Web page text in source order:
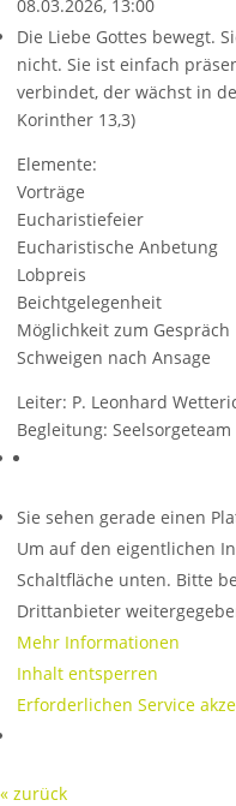
08.03.2026, 13:00
Die Liebe Gottes bewegt.
nicht. Sie ist einfach
verbindet, der wächst in
Korinther 13,3)
Elemente:
Vorträge
Eucharistiefeier
Eucharistische Anbetung
Lobpreis
Beichtgelegenheit
Möglichkeit zum Gespräch
Schweigen nach Ansage
Leiter: P. Leonhard
Begleitung: Seelsorgeteam
Sie sehen gerade einen
Um auf den eigentlichen
Schaltfläche unten. Bitte
Drittanbieter
Mehr Informationen
Inhalt entsperren
Erforderlichen Service
« zurück